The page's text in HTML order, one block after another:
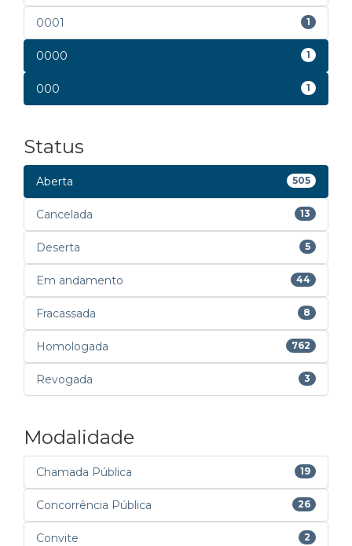
0001 1
0000 1
000 1
Status
Aberta 505
Cancelada 13
Deserta 5
Em andamento 44
Fracassada 8
Homologada 762
Revogada 3
Modalidade
Chamada Pública 19
Concorrência Pública 26
Convite 2